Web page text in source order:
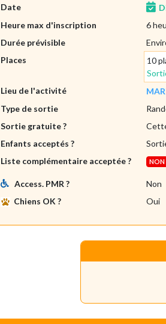
Date
Heure max d'inscription
6
Durée prévisible
Places
10
Lieu de l'activité
Type de sortie
Sortie gratuite ?
Enfants acceptés ?
Liste complémentaire acceptée ?
NON
Access. PMR ?
Non
Chiens OK ?
Oui